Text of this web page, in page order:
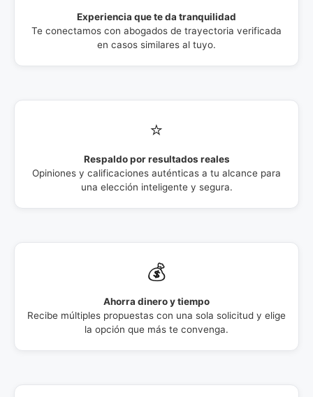
Experiencia que te da tranquilidad
Te conectamos con abogados de trayectoria verificada
en casos similares al tuyo.
⭐
Respaldo por resultados reales
Opiniones y calificaciones auténticas a tu alcance para
una elección inteligente y segura.
💰
Ahorra dinero y tiempo
Recibe múltiples propuestas con una sola solicitud y elige
la opción que más te convenga.